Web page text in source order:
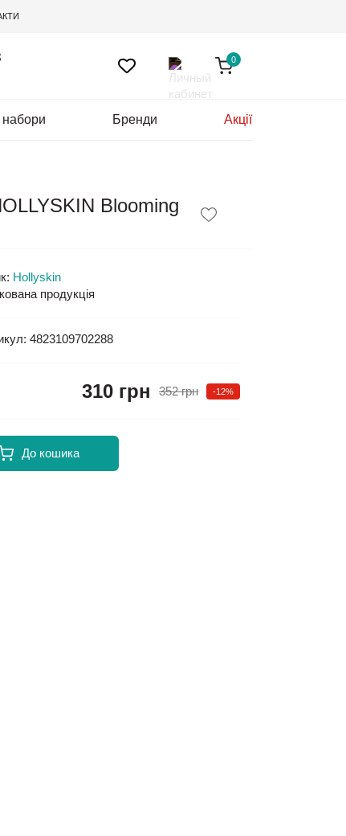
0
набори Бренди Акції
Blooming
Hollyskin
продукція
4823109702288
352 грн -12%
310 грн
До кошика